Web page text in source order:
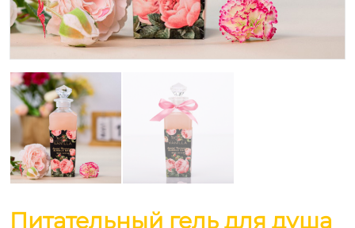
Питательный гель для душа